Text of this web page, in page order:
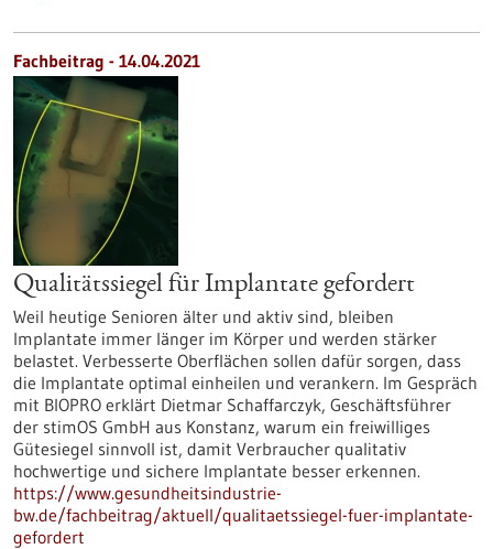
Fachbeitrag - 14.04.2021
Qualitätssiegel für Implantate gefordert
Weil heutige Senioren älter und aktiv sind, bleiben
Implantate immer länger im Körper und werden stärker
belastet. Verbesserte Oberflächen sollen dafür sorgen, dass
die Implantate optimal einheilen und verankern. Im Gespräch
mit BIOPRO erklärt Dietmar Schaffarczyk, Geschäftsführer
der stimOS GmbH aus Konstanz, warum ein freiwilliges
Gütesiegel sinnvoll ist, damit Verbraucher qualitativ
hochwertige und sichere Implantate besser erkennen.
https://www.gesundheitsindustrie-
bw.de/fachbeitrag/aktuell/qualitaetssiegel-fuer-implantate-
gefordert